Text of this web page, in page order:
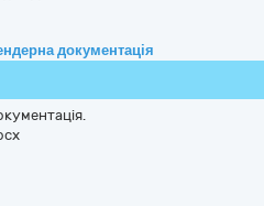
документація